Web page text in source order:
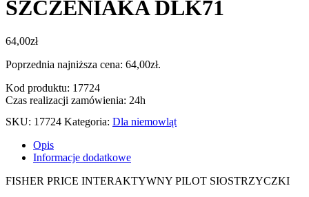
SZCZENIAKA DLK71
64,00zł
Poprzednia najniższa cena: 64,00zł.
Kod produktu: 17724
Czas realizacji zamówienia: 24h
SKU: 17724 Kategoria: Dla niemowląt
Opis
Informacje dodatkowe
FISHER PRICE INTERAKTYWNY PILOT SIOSTRZYCZKI